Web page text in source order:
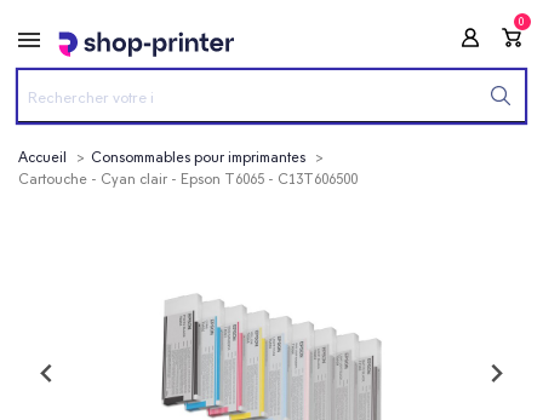
0
Accueil
Consommables pour imprimantes
Cartouche - Cyan clair - Epson T6065 - C13T606500